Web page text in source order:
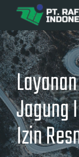
Jagung
Izin